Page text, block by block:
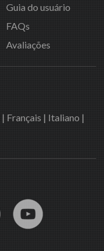
Guia do usuário
FAQs
Avaliações
| Français | Italiano |